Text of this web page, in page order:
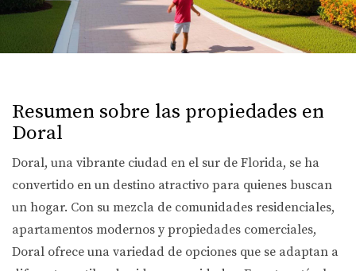
Resumen sobre las propiedades en
Doral
Doral, una vibrante ciudad en el sur de Florida, se ha
convertido en un destino atractivo para quienes buscan
un hogar. Con su mezcla de comunidades residenciales,
apartamentos modernos y propiedades comerciales,
Doral ofrece una variedad de opciones que se adaptan a